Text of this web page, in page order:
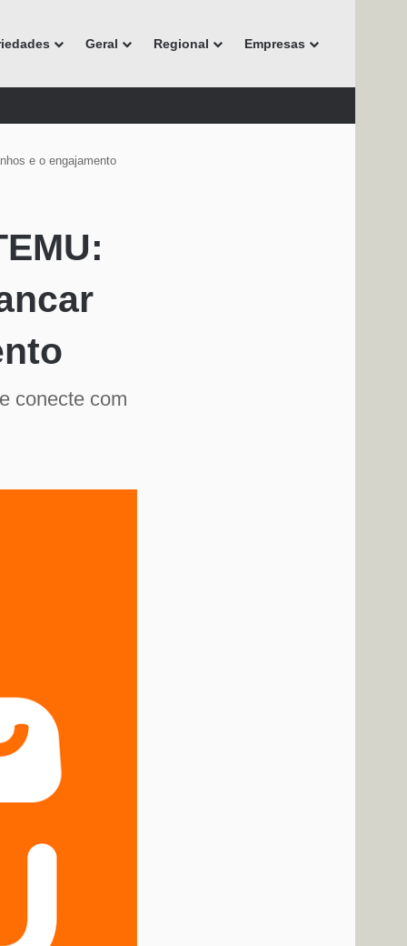
Geral Regional Empresas
e o engajamento
conecte com